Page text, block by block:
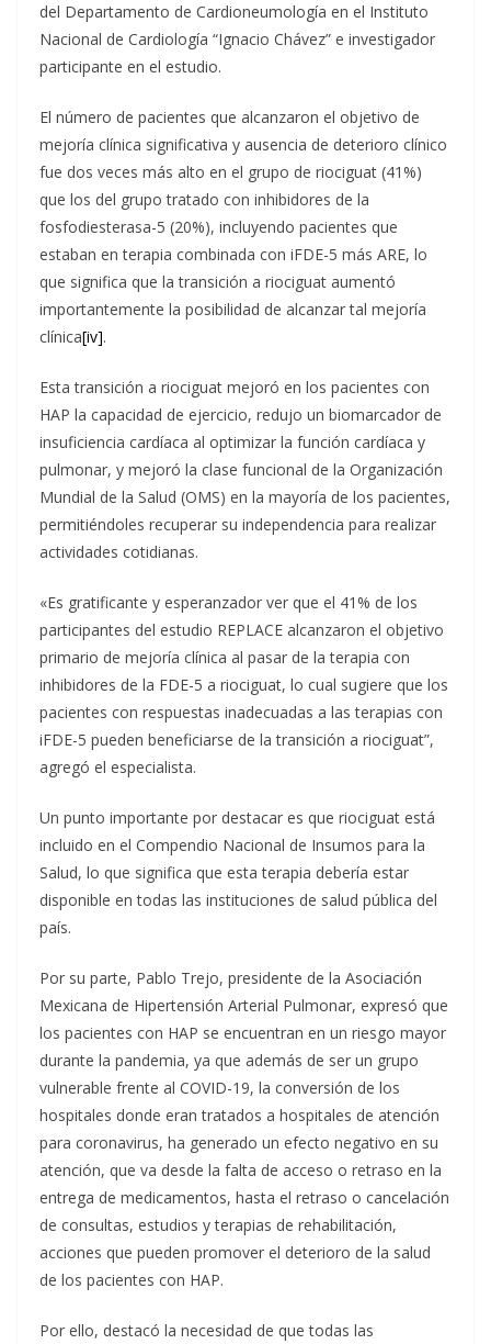
del Departamento de Cardioneumología en el Instituto
Nacional de Cardiología “Ignacio Chávez” e investigador
participante en el estudio.
El número de pacientes que alcanzaron el objetivo de
mejoría clínica significativa y ausencia de deterioro clínico
fue dos veces más alto en el grupo de riociguat (41%)
que los del grupo tratado con inhibidores de la
fosfodiesterasa-5 (20%), incluyendo pacientes que
estaban en terapia combinada con iFDE-5 más ARE, lo
que significa que la transición a riociguat aumentó
importantemente la posibilidad de alcanzar tal mejoría
clínica[iv].
Esta transición a riociguat mejoró en los pacientes con
HAP la capacidad de ejercicio, redujo un biomarcador de
insuficiencia cardíaca al optimizar la función cardíaca y
pulmonar, y mejoró la clase funcional de la Organización
Mundial de la Salud (OMS) en la mayoría de los pacientes,
permitiéndoles recuperar su independencia para realizar
actividades cotidianas.
«Es gratificante y esperanzador ver que el 41% de los
participantes del estudio REPLACE alcanzaron el objetivo
primario de mejoría clínica al pasar de la terapia con
inhibidores de la FDE-5 a riociguat, lo cual sugiere que los
pacientes con respuestas inadecuadas a las terapias con
iFDE-5 pueden beneficiarse de la transición a riociguat”,
agregó el especialista.
Un punto importante por destacar es que riociguat está
incluido en el Compendio Nacional de Insumos para la
Salud, lo que significa que esta terapia debería estar
disponible en todas las instituciones de salud pública del
país.
Por su parte, Pablo Trejo, presidente de la Asociación
Mexicana de Hipertensión Arterial Pulmonar, expresó que
los pacientes con HAP se encuentran en un riesgo mayor
durante la pandemia, ya que además de ser un grupo
vulnerable frente al COVID-19, la conversión de los
hospitales donde eran tratados a hospitales de atención
para coronavirus, ha generado un efecto negativo en su
atención, que va desde la falta de acceso o retraso en la
entrega de medicamentos, hasta el retraso o cancelación
de consultas, estudios y terapias de rehabilitación,
acciones que pueden promover el deterioro de la salud
de los pacientes con HAP.
Por ello, destacó la necesidad de que todas las